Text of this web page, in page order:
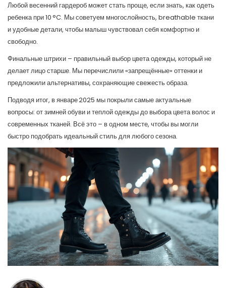
Любой весенний гардероб может стать проще, если знать, как одеть
ребенка при 10 °C. Мы советуем многослойность, breathable ткани
и удобные детали, чтобы малыш чувствовал себя комфортно и
свободно.
Финальные штрихи – правильный выбор цвета одежды, который не
делает лицо старше. Мы перечислили «запрещённые» оттенки и
предложили альтернативы, сохраняющие свежесть образа.
Подводя итог, в январе 2025 мы покрыли самые актуальные
вопросы: от зимней обуви и теплой одежды до выбора цвета волос и
современных тканей. Всё это – в одном месте, чтобы вы могли
быстро подобрать идеальный стиль для любого сезона.